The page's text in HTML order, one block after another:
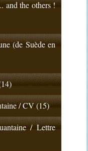
and the others !
(de Suède en
/ CV (15)
/ Lettre